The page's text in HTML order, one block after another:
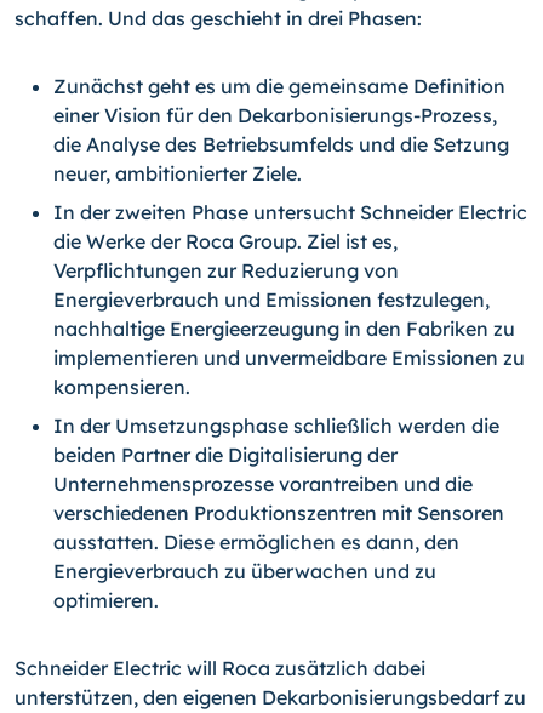
schaffen. Und das geschieht in drei Phasen:
Zunächst geht es um die gemeinsame Definition
einer Vision für den Dekar­bo­ni­sierungs-Prozess,
die Analyse des Betriebsumfelds und die Setzung
neuer, ambitionierter Ziele.
In der zweiten Phase untersucht Schneider Electric
die Werke der Roca Group. Ziel ist es,
Verpflichtungen zur Reduzierung von
Energieverbrauch und Emissionen festzulegen,
nachhaltige Energieerzeugung in den Fabriken zu
implementieren und unvermeidbare Emissionen zu
kompensieren.
In der Umsetzungsphase schließlich werden die
beiden Partner die Digitalisierung der
Unternehmensprozesse vorantreiben und die
verschiedenen Produktionszentren mit Sensoren
ausstatten. Diese ermöglichen es dann, den
Energieverbrauch zu überwachen und zu
optimieren.
Schneider Electric will Roca zusätzlich dabei
unterstützen, den eigenen Dekarbonisierungsbedarf zu